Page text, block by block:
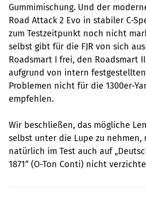
Gummimischung. Und der
Road Attack 2 Evo in stabiler C-
zum Testzeitpunkt noch nicht
selbst gibt für die FJR von sich
Roadsmart I frei, den Roadsmart
aufgrund von intern
Problemen nicht für die 1300er-
empfehlen.
Wir beschließen, das mögliche
selbst unter die Lupe zu nehmen,
natürlich im Test auch auf
1871“ (O-Ton Conti) nicht